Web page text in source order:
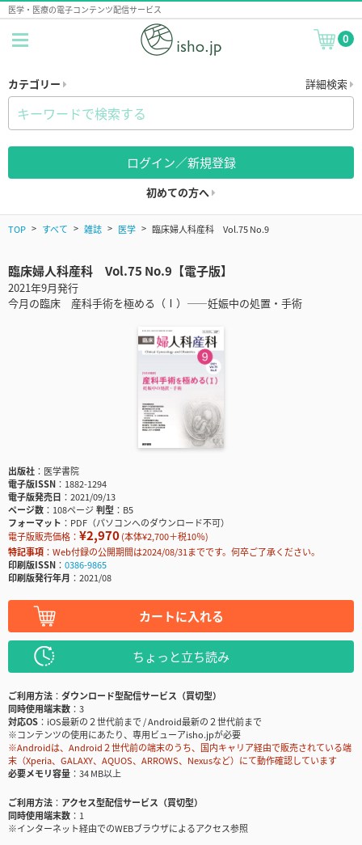
医学・医療の電子コンテンツ配信サービス
0
カテゴリー 詳細検索
ログイン／新規登録
初めての方へ
TOP すべて 雑誌 医学 臨床婦人科産科 Vol.75 No.9
臨床婦人科産科 Vol.75 No.9【電子版】
2021年9月発行
今月の臨床 産科手術を極める（Ⅰ）――妊娠中の処置・手術
出版社
医学書院
電子版ISSN
1882-1294
電子版発売日
2021/09/13
ページ数
108ページ判型
B5
フォーマット
PDF（パソコンへのダウンロード不可）
電子版販売価格： ¥2,970(本体¥2,700＋税10％)
特記事項
Web付録の公開期間は2024/08/31までです。何卒ご了承ください。
印刷版ISSN
0386-9865
印刷版発行年月
2021/08
カートに入れる
ちょっと立ち読み
ご利用方法
ダウンロード型配信サービス（買切型）
同時使用端末数
3
対応OS
iOS最新の２世代前まで / Android最新の２世代前まで
※コンテンツの使用にあたり、専用ビューアisho.jpが必要
※Androidは、Android２世代前の端末のうち、国内キャリア経由で販売されている端
末（Xperia、GALAXY、AQUOS、ARROWS、Nexusなど）にて動作確認しています
必要メモリ容量
34 MB以上
ご利用方法
アクセス型配信サービス（買切型）
同時使用端末数
1
※インターネット経由でのWEBブラウザによるアクセス参照